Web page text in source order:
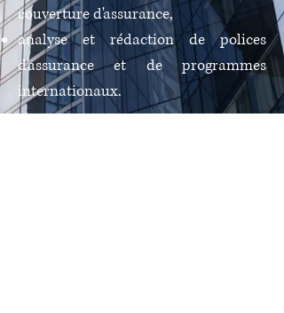
couverture d'assurance,
analyse et rédaction de polices
d'assurance et de programmes
internationaux.